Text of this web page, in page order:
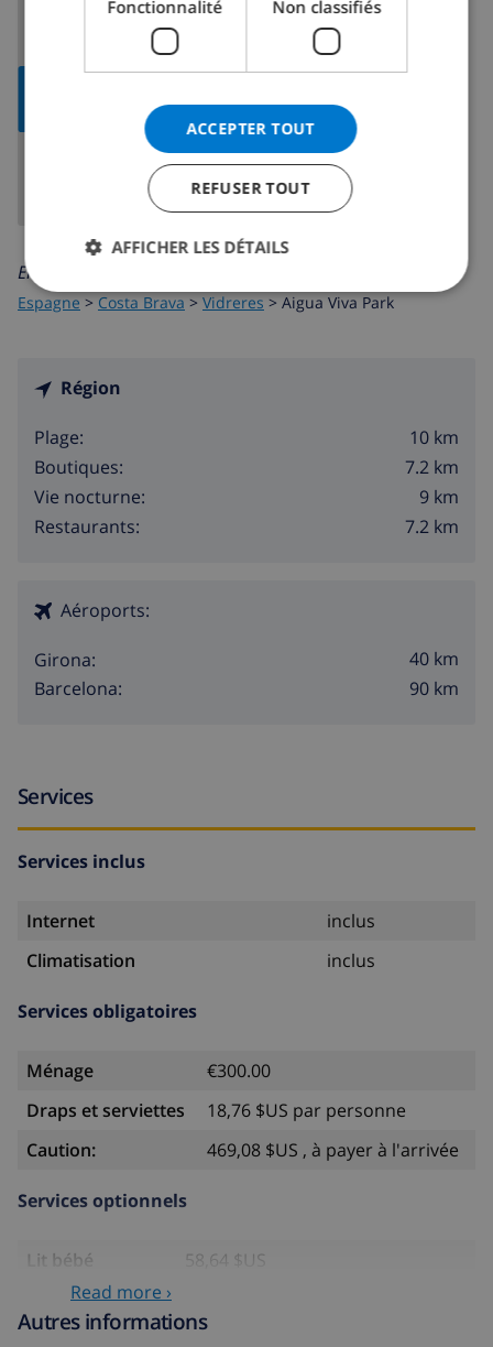
En savoir plus sur:
Espagne > Costa Brava > Vidreres > Aigua Viva Park
Région
Plage:
10 km
Boutiques:
7.2 km
Vie nocturne:
9 km
Restaurants:
7.2 km
Aéroports:
Girona:
40 km
Barcelona:
90 km
Services
Services inclus
Internet
inclus
Climatisation
inclus
Services obligatoires
Ménage
€300.00
Draps et serviettes
18,76 $US par personne
Caution:
469,08 $US , à payer à l'arrivée
Services optionnels
Lit bébé
58,64 $US
AnimauxRead more ›
Autres informations
Fonctionnalité Non classifiés
ACCEPTER TOUT
REFUSER TOUT
AFFICHER LES DÉTAILS